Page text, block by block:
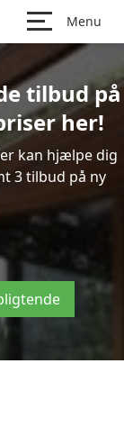
Menu
tilbud på
her!
kan hjælpe dig
3 tilbud på ny